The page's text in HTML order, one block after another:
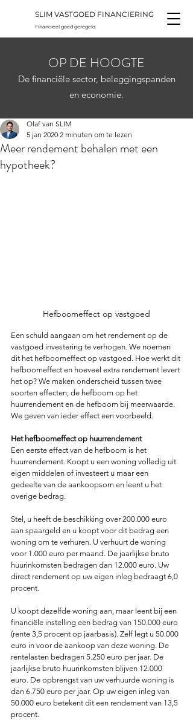
SLIM VASTGOED FINANCIERING
Financieel goed geregeld.
OP DE HOOGTE
De financiële sector, beleggingspanden
en economie.
Meer rendement behalen met een
hypotheek?
Olaf van SLIM
5 jan 2020 2 minuten om te lezen
Hefboomeffect op vastgoed
Een schuld aangaan om het rendement op de
vastgoed investering te verhogen. We noemen
dit het hefboomeffect op vastgoed. Hoe werkt dit
hefboomeffect en hoeveel extra rendement levert
het op? We maken onderscheid tussen twee
soorten effecten; de hefboom op het
huurrendement en de hefboom bij meerwaarde.
We geven van ieder effect een voorbeeld.
Het hefboomeffect op huurrendement
Een eerste effect van de hefboom is het
huurrendement. Koopt u een woning volledig uit
eigen middelen of investeert u maar een
gedeelte van de aankoopsom en leent u het
overige bedrag.
Stel, u heeft de beschikking over 200.000 euro
aan spaargeld en u koopt voor dit bedrag een
woning om te verhuren. U verhuurt de woning
voor 1.000 euro per maand. De jaarlijkse bruto
huurinkomsten bedragen dan 12.000 euro. Uw
direct rendement op uw eigen inleg bedraagt 6,0
procent.
U koopt dezelfde woning aan, maar leent bij een
financiële instelling een bedrag van 150.000 euro
(rente 3,5 procent op jaarbasis). Zelf legt u 50.000
euro in voor de aankoop van deze woning. De
rentelasten bedragen 5.250 euro per jaar. De
jaarlijkse bruto huurinkomsten blijven 12.000
euro. De opbrengst van uw verhuurde woning is
dan 6.750 euro per jaar. Op uw eigen inleg van
50.000 euro betekent dit een rendement van 13,5
procent.